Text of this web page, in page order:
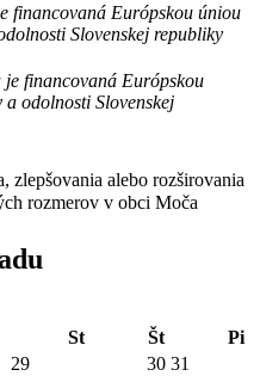
financovaná Európskou úniou
Slovenskej republiky
St Št
Pi
29 30 31